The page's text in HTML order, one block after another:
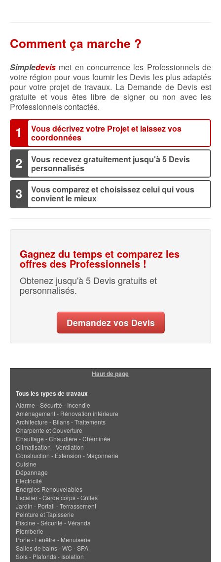
Comment ça marche ?
Simpledevis met en concurrence les Professionnels de
votre région pour vous fournir les Devis les plus adaptés
pour votre projet de travaux. La Demande de Devis est
gratuite et vous êtes libre de signer ou non avec les
Professionnels contactés.
1 Vous décrivez votre Projet et laissez vos
coordonnées
2 Vous recevez gratuitement jusqu'à 5 Devis
personnalisés
3 Vous comparez et choisissez celui qui vous
convient le mieux
Gagnez du temps et comparez les
offres des Professionnels !
Obtenez jusqu'à 5 Devis gratuits et
personnalisés.
Demandez vos Devis
Haut de page
Tous les types de travaux
Alarme - Sécurité - Incendie
Aménagement - Rénovation intérieure
Architecture - Bilans - Traitements
Charpente et Couverture
Chauffage - Chaudière - Cheminée
Climatisation - Ventilation
Construction - Extension - Maçonnerie
Cuisine
Dépannage
Electricité
Energies Renouvelables
Escalier - Garde corps - Grilles
Jardin - Portail - Terrassement
Peinture et Tapisserie
Piscine - Sécurité - Véranda
Plomberie
Porte - Fenêtre - Menuiserie
Salles de bains - WC - SPA
Sols - Plafonds - Isolation